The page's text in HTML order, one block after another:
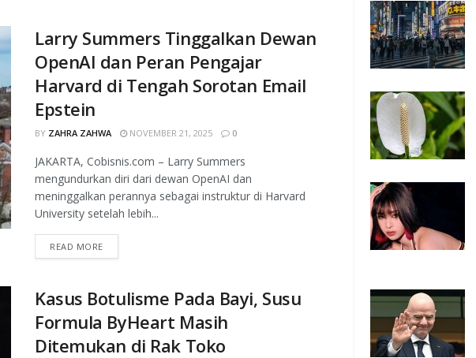
Larry Summers Tinggalkan Dewan
OpenAI dan Peran Pengajar
Harvard di Tengah Sorotan Email
Epstein
BY ZAHRA ZAHWA NOVEMBER 21, 2025 0
JAKARTA, Cobisnis.com – Larry Summers
mengundurkan diri dari dewan OpenAI dan
meninggalkan perannya sebagai instruktur di Harvard
University setelah lebih...
READ MORE
Kasus Botulisme Pada Bayi, Susu
Formula ByHeart Masih
Ditemukan di Rak Toko